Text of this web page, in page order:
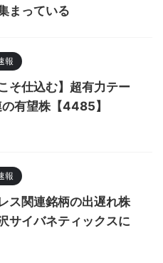
まっている
報
そ仕込む】超有力テー
有望株【4485】
報
ス関連銘柄の出遅れ株
サイバネティックスに